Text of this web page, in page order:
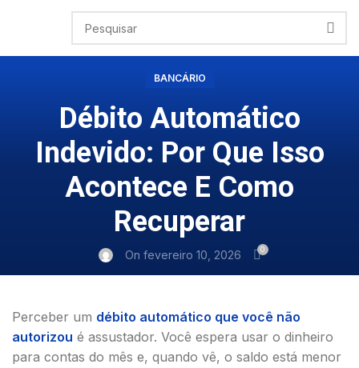
BANCÁRIO
Débito Automático
Indevido: Por Que Isso
Acontece E Como
Recuperar
On fevereiro 10, 2026 0
Perceber um débito automático que você não
autorizou é assustador. Você espera usar o dinheiro
para contas do mês e, quando vê, o saldo está menor